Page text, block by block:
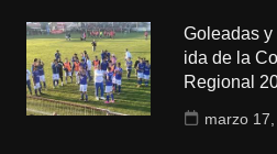
Goleadas y
ida de la
Regional
marzo